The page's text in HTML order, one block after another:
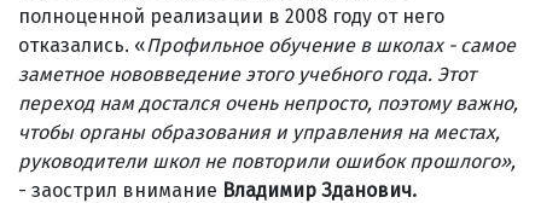
полноценной реализации в 2008 году от него
отказались. «Профильное обучение в школах - самое
заметное нововведение этого учебного года. Этот
переход нам достался очень непросто, поэтому важно,
чтобы органы образования и управления на местах,
руководители школ не повторили ошибок прошлого»,
- заострил внимание Владимир Зданович.